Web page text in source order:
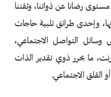
رضانا عن ذواتنا، وثقتنا
وإحدى طرائق تلبية حاجات
وسائل التواصل الاجتماعي،
ما يحرر ذوي تقدير الذات
القلق الاجتماعي.